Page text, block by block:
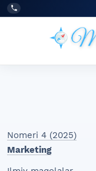
Skip to main
Skip to main
Skip to site footer
Tel:
+998977838464
Nomeri 4 (2025)
Marketing